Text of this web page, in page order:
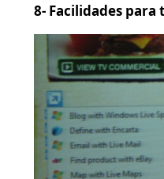
8- Facilidades para